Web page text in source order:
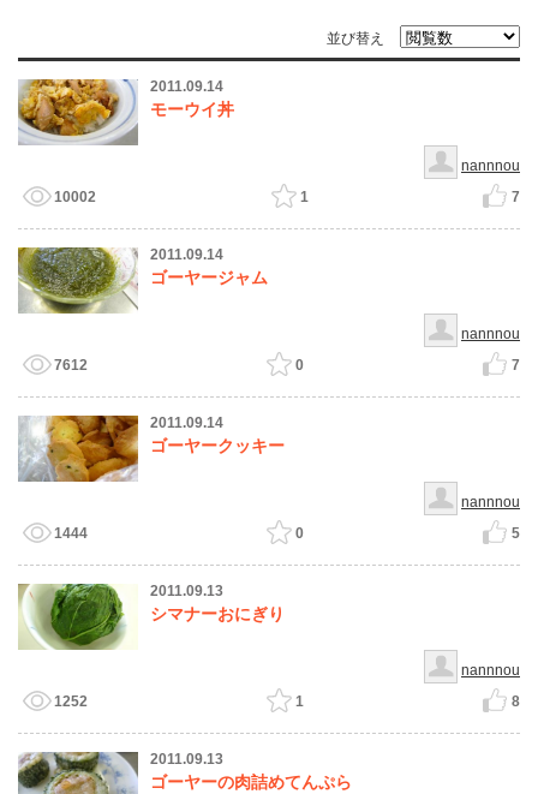
並び替え
2011.09.14
モーウイ丼
nannnou
10002
1 7
2011.09.14
ゴーヤージャム
nannnou
7612
0 7
2011.09.14
ゴーヤークッキー
nannnou
1444
0 5
2011.09.13
シマナーおにぎり
nannnou
1252
1 8
2011.09.13
ゴーヤーの肉詰めてんぷら